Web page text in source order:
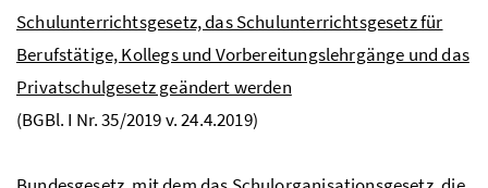
Schulunterrichtsgesetz, das Schulunterrichtsgesetz für
Berufstätige, Kollegs und Vorbereitungslehrgänge und das
Privatschulgesetz geändert werden
(BGBl. I Nr. 35/2019 v. 24.4.2019)